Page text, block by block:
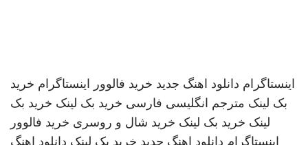
اینستاگرام دانلود اهنگ جدید خرید فالوور اینستاگرام خرید
بک لینک مترجم انگلیسی فارسی خرید بک لینک خرید بک
لینک خرید بک لینک خرید شال و روسری خرید فالوور
اینستاگرام دانلود اهنگ جدید خرید بک لینک دانلود اهنگ